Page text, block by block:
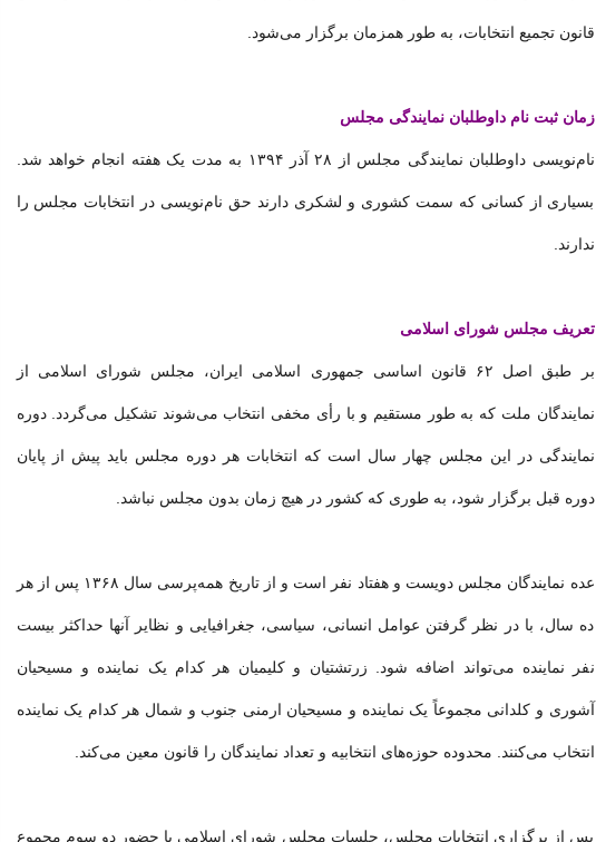
قانون تجمیع انتخابات، به طور همزمان برگزار می‌شود.
زمان ثبت نام داوطلبان نمایندگی مجلس
نام‌نویسی داوطلبان نمایندگی مجلس از ۲۸ آذر ۱۳۹۴ به مدت یک هفته انجام خواهد شد.
بسیاری از کسانی که سمت کشوری و لشکری دارند حق نام‌نویسی در انتخابات مجلس را
ندارند.
تعریف مجلس شورای اسلامی
بر طبق اصل ۶۲ قانون اساسی جمهوری اسلامی ایران، مجلس شورای اسلامی از
نمایندگان ملت که به طور مستقیم و با رأی مخفی انتخاب می‌شوند تشکیل می‌گردد. دوره
نمایندگی در این مجلس چهار سال است که انتخابات هر دوره مجلس باید پیش از پایان
دوره قبل برگزار شود، به طوری که کشور در هیچ زمان بدون مجلس نباشد.
عده نمایندگان مجلس دویست و هفتاد نفر است و از تاریخ همه‌پرسی سال ۱۳۶۸ پس از هر
ده سال، با در نظر گرفتن عوامل انسانی، سیاسی، جغرافیایی و نظایر آنها حداکثر بیست
نفر نماینده می‌تواند اضافه شود. زرتشتیان و کلیمیان هر کدام یک نماینده و مسیحیان
آشوری و کلدانی مجموعاً یک نماینده و مسیحیان ارمنی جنوب و شمال هر کدام یک نماینده
انتخاب می‌کنند. محدوده حوزه‌های انتخابیه و تعداد نمایندگان را قانون معین می‌کند.
پس از برگزاری انتخابات مجلس، جلسات مجلس شورای اسلامی با حضور دو سوم مجموع